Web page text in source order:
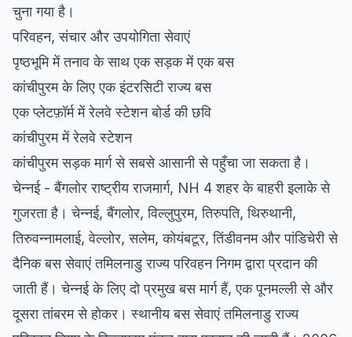
चुना गया है।
परिवहन, संचार और उपयोगिता सेवाएं
पृष्ठभूमि में तनाव के साथ एक सड़क में एक बस
कांचीपुरम के लिए एक इंटरसिटी राज्य बस
एक प्लेटफ़ॉर्म में रेलवे स्टेशन बोर्ड की छवि
कांचीपुरम में रेलवे स्टेशन
कांचीपुरम सड़क मार्ग से सबसे आसानी से पहुँचा जा सकता है।
चेन्नई - बैंगलोर राष्ट्रीय राजमार्ग, NH 4 शहर के बाहरी इलाके से
गुजरता है। चेन्नई, बैंगलोर, विल्लुपुरम, तिरुपति, थिरुथानी,
तिरुवन्नामलाई, वेल्लोर, सलेम, कोयंबटूर, तिंडीवनम और पांडिचेरी से
दैनिक बस सेवाएं तमिलनाडु राज्य परिवहन निगम द्वारा प्रदान की
जाती हैं। चेन्नई के लिए दो प्रमुख बस मार्ग हैं, एक पूनमल्ली से और
दूसरा तांबरम से होकर। स्थानीय बस सेवाएं तमिलनाडु राज्य